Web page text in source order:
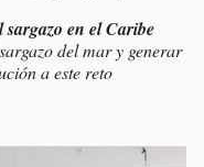
en el Caribe
del mar y generar
a este reto